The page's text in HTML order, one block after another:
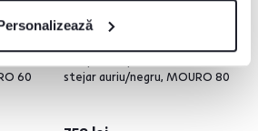
60
stejar auriu/negru, MOURO 80